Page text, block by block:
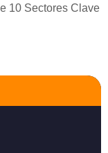
10 Sectores Clave